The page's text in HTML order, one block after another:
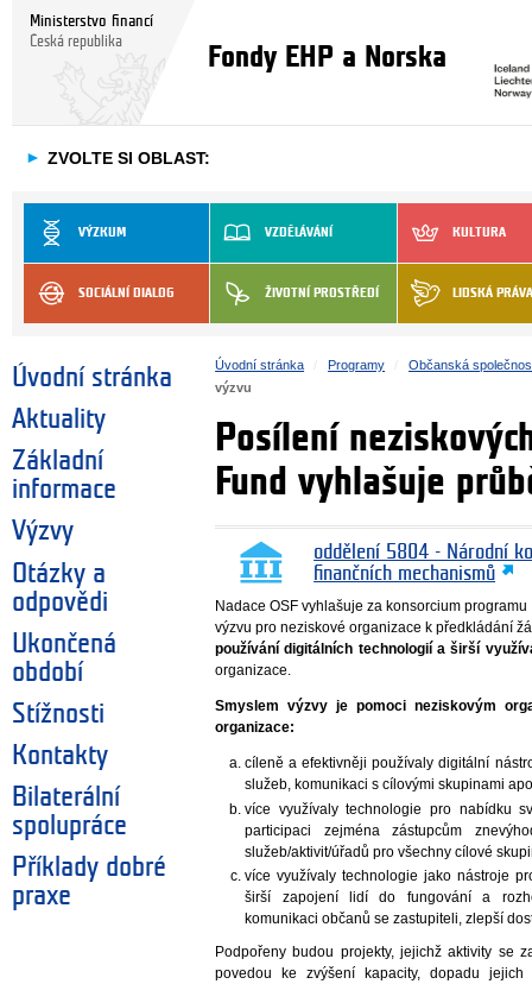
Ministerstvo financí
Česká republika
Fondy EHP a Norska
► ZVOLTE SI OBLAST:
VÝZKUM VZDĚLÁVÁNÍ KULTURA
SOCIÁLNÍ DIALOG ŽIVOTNÍ PROSTŘEDÍ LIDSKÁ PRÁVA
Úvodní stránka
Aktuality
Základní
informace
Výzvy
Otázky a
odpovědi
Ukončená
období
Stížnosti
Kontakty
Bilaterální
spolupráce
Příklady dobré
praxe
Úvodní stránka Programy
Občanská
výzvu
Posílení
Fund vyhlašuje
oddělení 5804 - Národní
finančních mechanismů
Nadace OSF vyhlašuje za konsorcium programu
výzvu pro neziskové organizace k předkládání
používání digitálních technologií a širší
organizace.
Smyslem výzvy je pomoci neziskovým
organizace:
cíleně a efektivněji používaly digitální
služeb, komunikaci s cílovými skupinami
více využívaly technologie pro nabídku
participaci zejména zástupcům
služeb/aktivit/úřadů pro všechny cílové
více využívaly technologie jako nástroje
širší zapojení lidí do fungování a
komunikaci občanů se zastupiteli, zlepší
Podpořeny budou projekty, jejichž aktivity se
povedou ke zvýšení kapacity, dopadu